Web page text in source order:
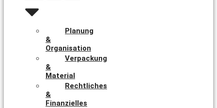
Planung
&
Organisation
Verpackung
&
Material
Rechtliches
&
Finanzielles